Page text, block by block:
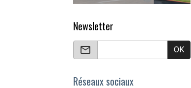
Newsletter
OK
Réseaux sociaux